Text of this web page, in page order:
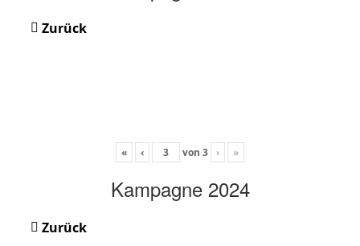
Zurück
« ‹ von 3 › »
Kampagne 2024
Zurück